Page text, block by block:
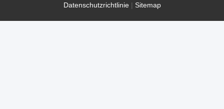
Datenschutzrichtlinie| Sitemap